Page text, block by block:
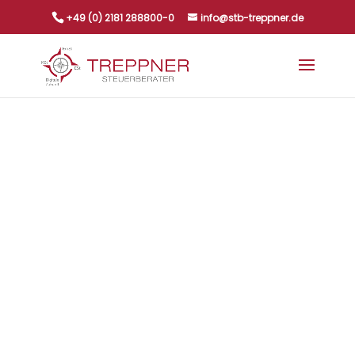
+49 (0) 2181 288800-0 info@stb-treppner.de